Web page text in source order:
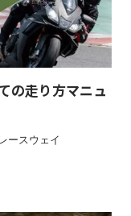
の走り方マニュ
ースウェイ